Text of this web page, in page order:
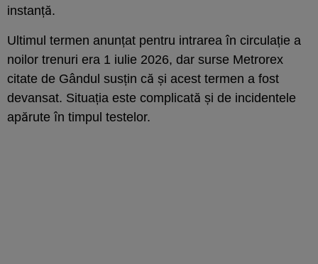
instanță.
Ultimul termen anunțat pentru intrarea în circulație a
noilor trenuri era 1 iulie 2026, dar surse Metrorex
citate de Gândul susțin că și acest termen a fost
devansat. Situația este complicată și de incidentele
apărute în timpul testelor.